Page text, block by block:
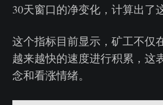
30天窗口的净变化，计算出了
这个指标目前显示，矿工不仅
越来越快的速度进行积累，这
念和看涨情绪。